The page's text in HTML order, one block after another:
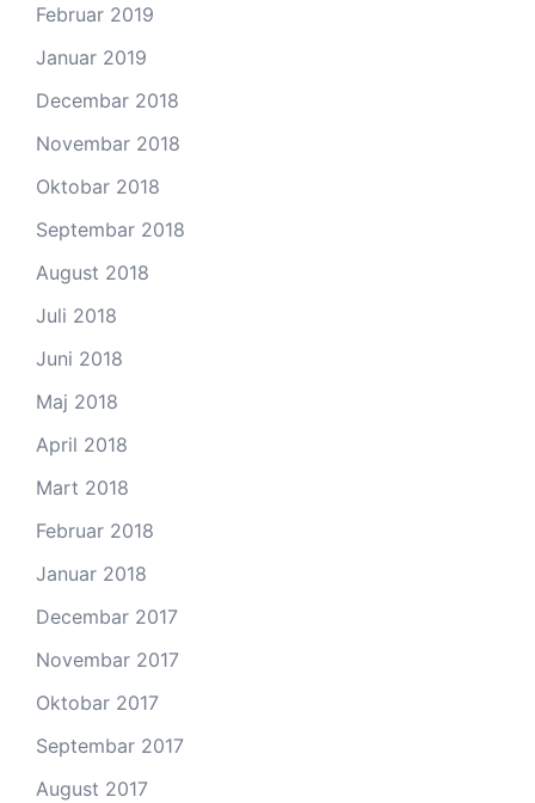
Februar 2019
Januar 2019
Decembar 2018
Novembar 2018
Oktobar 2018
Septembar 2018
August 2018
Juli 2018
Juni 2018
Maj 2018
April 2018
Mart 2018
Februar 2018
Januar 2018
Decembar 2017
Novembar 2017
Oktobar 2017
Septembar 2017
August 2017